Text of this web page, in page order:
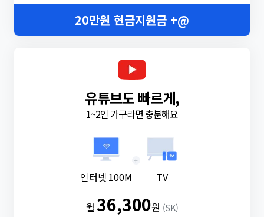
20만원 현금지원금 +@
유튜브도 빠르게,
1~2인 가구라면 충분해요
인터넷 100M
+
TV
월36,300원 (SK)